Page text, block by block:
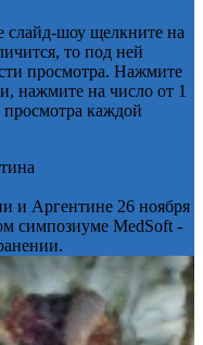
слайд-шоу щелкните на
то под ней
просмотра. Нажмите
нажмите на число от 1
просмотра каждой
и Аргентине 26 ноября
симпозиуме MedSoft -